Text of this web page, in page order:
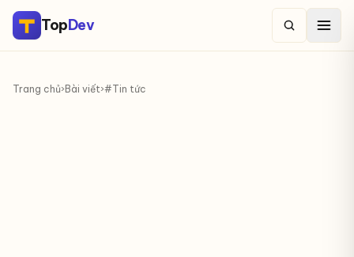
TopDev
Trang chủ› Bài viết›#Tin tức